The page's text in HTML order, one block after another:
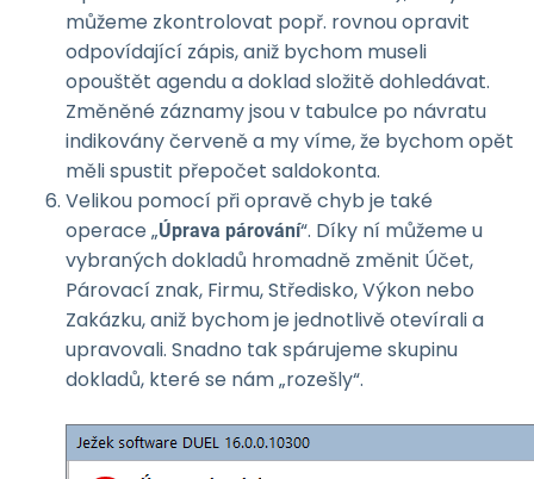
můžeme zkontrolovat popř. rovnou opravit
odpovídající zápis, aniž bychom museli
opouštět agendu a doklad složitě dohledávat.
Změněné záznamy jsou v tabulce po návratu
indikovány červeně a my víme, že bychom opět
měli spustit přepočet saldokonta.
Velikou pomocí při opravě chyb je také
operace „Úprava párování“. Díky ní můžeme u
vybraných dokladů hromadně změnit Účet,
Párovací znak, Firmu, Středisko, Výkon nebo
Zakázku, aniž bychom je jednotlivě otevírali a
upravovali. Snadno tak spárujeme skupinu
dokladů, které se nám „rozešly“.